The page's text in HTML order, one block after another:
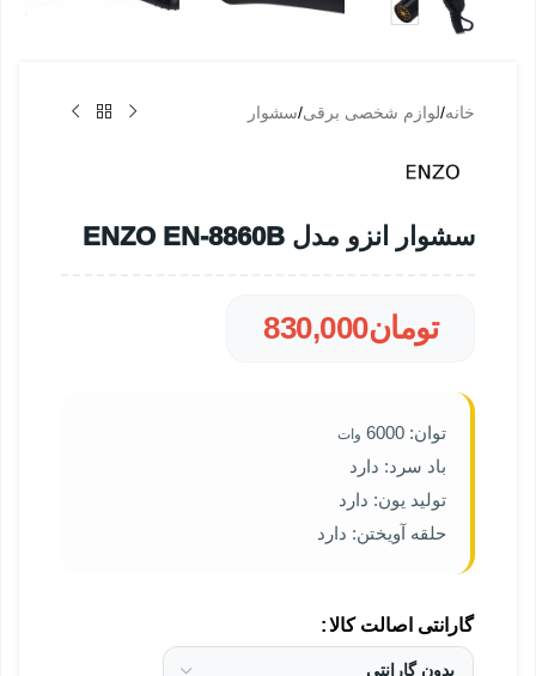
خانه/لوازم شخصی برقی/سشوار
سشوار انزو مدل ENZO EN-8860B
تومان830,000
توان: 6000 وات
باد سرد: دارد
تولید یون: دارد
حلقه آویختن: دارد
گارانتی اصالت کالا